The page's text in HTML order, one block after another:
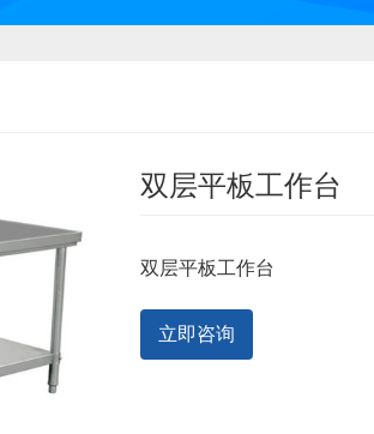
双层平板工作台
双层平板工作台
立即咨询